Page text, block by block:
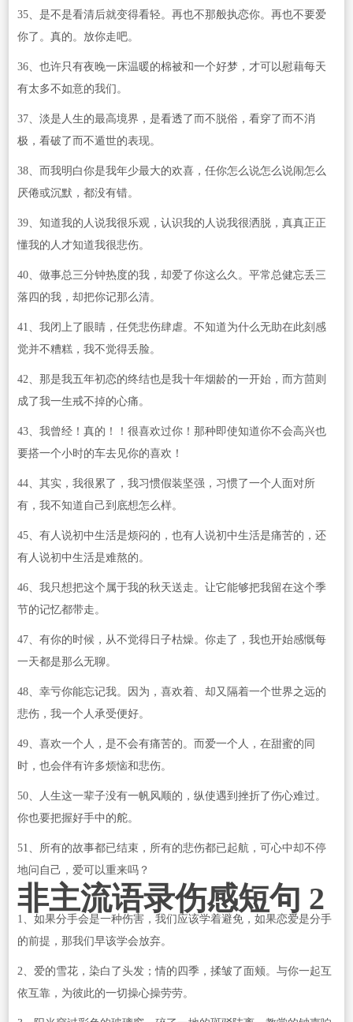
35、是不是看清后就变得看轻。再也不那般执恋你。再也不要爱
你了。真的。放你走吧。
36、也许只有夜晚一床温暖的棉被和一个好梦，才可以慰藉每天
有太多不如意的我们。
37、淡是人生的最高境界，是看透了而不脱俗，看穿了而不消
极，看破了而不遁世的表现。
38、而我明白你是我年少最大的欢喜，任你怎么说怎么说闹怎么
厌倦或沉默，都没有错。
39、知道我的人说我很乐观，认识我的人说我很洒脱，真真正正
懂我的人才知道我很悲伤。
40、做事总三分钟热度的我，却爱了你这么久。平常总健忘丢三
落四的我，却把你记那么清。
41、我闭上了眼睛，任凭悲伤肆虐。不知道为什么无助在此刻感
觉并不糟糕，我不觉得丢脸。
42、那是我五年初恋的终结也是我十年烟龄的一开始，而方茴则
成了我一生戒不掉的心痛。
43、我曾经！真的！！很喜欢过你！那种即使知道你不会高兴也
要搭一个小时的车去见你的喜欢！
44、其实，我很累了，我习惯假装坚强，习惯了一个人面对所
有，我不知道自己到底想怎么样。
45、有人说初中生活是烦闷的，也有人说初中生活是痛苦的，还
有人说初中生活是难熬的。
46、我只想把这个属于我的秋天送走。让它能够把我留在这个季
节的记忆都带走。
47、有你的时候，从不觉得日子枯燥。你走了，我也开始感慨每
一天都是那么无聊。
48、幸亏你能忘记我。因为，喜欢着、却又隔着一个世界之远的
悲伤，我一个人承受便好。
49、喜欢一个人，是不会有痛苦的。而爱一个人，在甜蜜的同
时，也会伴有许多烦恼和悲伤。
50、人生这一辈子没有一帆风顺的，纵使遇到挫折了伤心难过。
你也要把握好手中的舵。
51、所有的故事都已结束，所有的悲伤都已起航，可心中却不停
地问自己，爱可以重来吗？
非主流语录伤感短句 2
1、如果分手会是一种伤害，我们应该学着避免，如果恋爱是分手
的前提，那我们早该学会放弃。
2、爱的雪花，染白了头发；情的四季，揉皱了面颊。与你一起互
依互靠，为彼此的一切操心操劳劳。